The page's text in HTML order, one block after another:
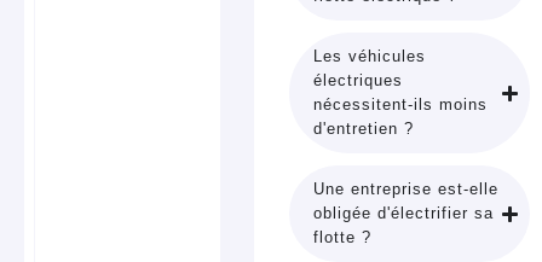
Les véhicules
électriques
nécessitent-ils moins
d'entretien ?
Une entreprise est-elle
obligée d'électrifier sa
flotte ?